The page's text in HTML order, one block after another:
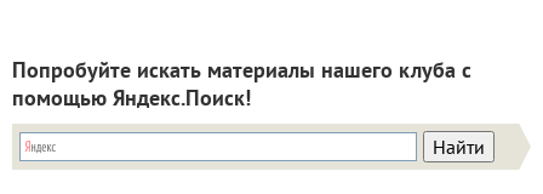
Попробуйте искать материалы нашего клуба с
помощью Яндекс.Поиск!